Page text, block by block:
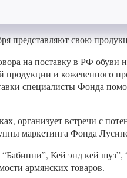
представляют свою
на поставку в РФ
и кожевенного
специалисты Фонда
организует встречи с
маркетинга Фонда
Кей энд кей
армянских товаров.